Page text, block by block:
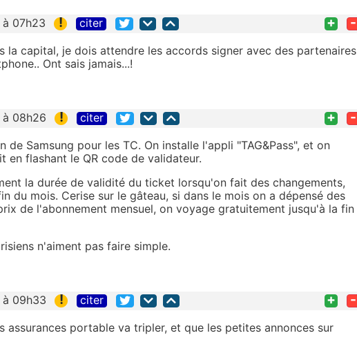
07h23 ! citer + -
la capital, je dois attendre les accords signer avec des partenaires
Ont sais jamais...!
08h26 ! citer + -
de Samsung pour les TC. On installe l'appli "TAG&Pass", et on
en flashant le QR code de validateur.
la durée de validité du ticket lorsqu'on fait des changements,
du mois. Cerise sur le gâteau, si dans le mois on a dépensé des
de l'abonnement mensuel, on voyage gratuitement jusqu'à la fin
n'aiment pas faire simple.
09h33 ! citer + -
assurances portable va tripler, et que les petites annonces sur